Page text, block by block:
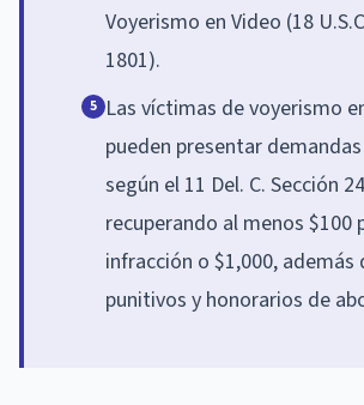
Voyerismo en Video (18
1801).
5 Las víctimas de voyerismo
pueden presentar
según el 11 Del. C. Sección
recuperando al menos $100
infracción o $1,000, además
punitivos y honorarios de